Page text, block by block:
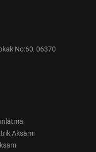
No:60, 06370
Aksamı